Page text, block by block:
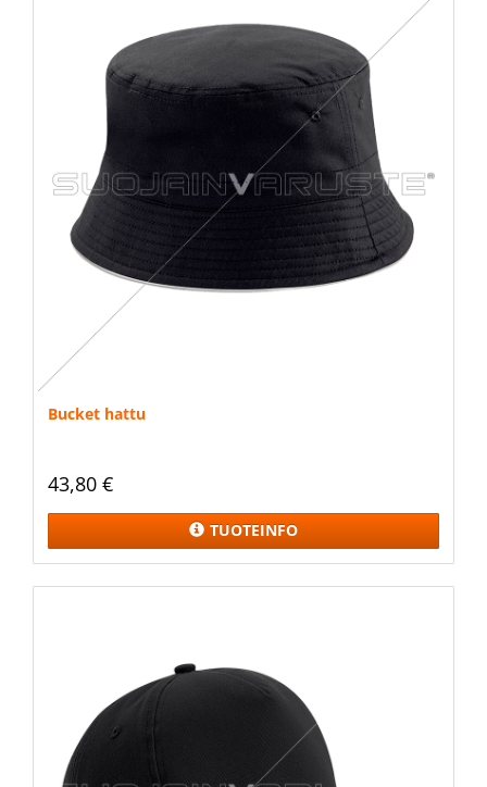
Bucket hattu
43,80 €
TUOTEINFO